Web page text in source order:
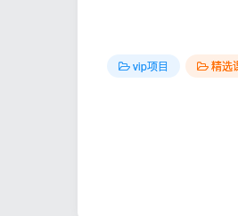
vip项目 精选